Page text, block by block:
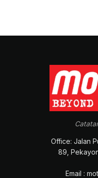
Office: Jalan
89,
Email :